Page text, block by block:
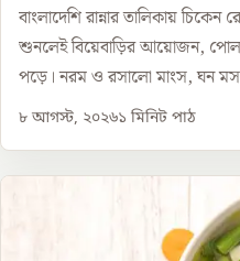
বাংলাদেশি রান্নার তালিকায়
শুনলেই বিয়েবাড়ির আয়োজন,
পড়ে। নরম ও রসালো মাংস, ঘন
৮ আগস্ট, ২০২৬১ মিনিট পাঠ